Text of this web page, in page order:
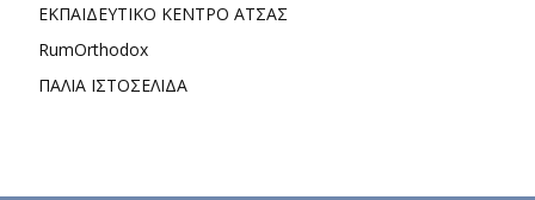
ΕΚΠΑΙΔΕΥΤΙΚΟ ΚΕΝΤΡΟ ΑΤΣΑΣ
RumOrthodox
ΠΑΛΙΑ ΙΣΤΟΣΕΛΙΔΑ